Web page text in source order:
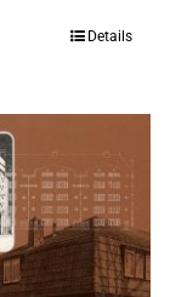
Details